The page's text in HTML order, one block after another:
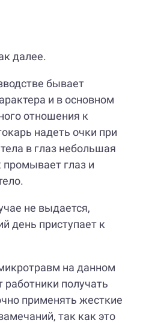
далее.
бывает
и в основном
отношения к
надеть очки при
в глаз небольшая
глаз и
не выдается,
день приступает к
на данном
работники получать
применять жесткие
так как это